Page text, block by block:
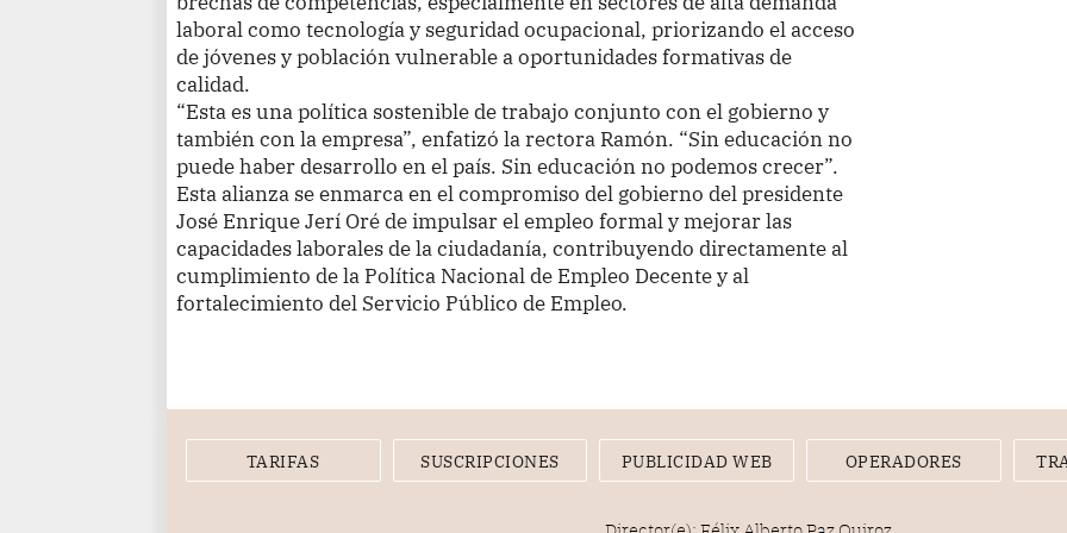
laboral como tecnología y seguridad ocupacional, priorizando el acceso
de jóvenes y población vulnerable a oportunidades formativas de
calidad.
“Esta es una política sostenible de trabajo conjunto con el gobierno y
también con la empresa”, enfatizó la rectora Ramón. “Sin educación no
puede haber desarrollo en el país. Sin educación no podemos crecer”.
Esta alianza se enmarca en el compromiso del gobierno del presidente
José Enrique Jerí Oré de impulsar el empleo formal y mejorar las
capacidades laborales de la ciudadanía, contribuyendo directamente al
cumplimiento de la Política Nacional de Empleo Decente y al
fortalecimiento del Servicio Público de Empleo.
TARIFAS SUSCRIPCIONES PUBLICIDAD WEB OPERADORES